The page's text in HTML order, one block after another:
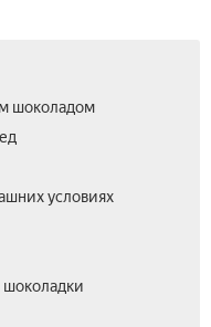
шоколадом
условиях
шоколадки